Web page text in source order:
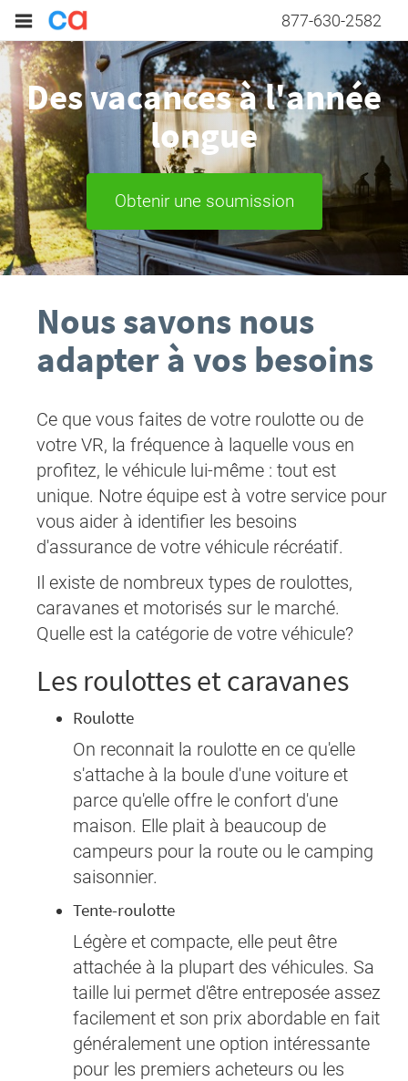
877-630-2582
Des vacances à l'année
longue
Obtenir une soumission
Nous savons nous
adapter à vos besoins
Ce que vous faites de votre roulotte ou de
votre VR, la fréquence à laquelle vous en
profitez, le véhicule lui-même : tout est
unique. Notre équipe est à votre service pour
vous aider à identifier les besoins
d'assurance de votre véhicule récréatif.
Il existe de nombreux types de roulottes,
caravanes et motorisés sur le marché.
Quelle est la catégorie de votre véhicule?
Les roulottes et caravanes
Roulotte
On reconnait la roulotte en ce qu'elle
s'attache à la boule d'une voiture et
parce qu'elle offre le confort d'une
maison. Elle plait à beaucoup de
campeurs pour la route ou le camping
saisonnier.
Tente-roulotte
Légère et compacte, elle peut être
attachée à la plupart des véhicules. Sa
taille lui permet d'être entreposée assez
facilement et son prix abordable en fait
généralement une option intéressante
pour les premiers acheteurs ou les